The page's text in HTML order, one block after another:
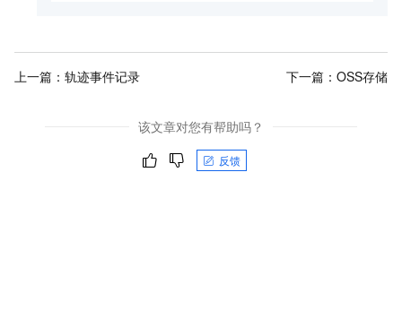
上一篇： 轨迹事件记录 下一篇： OSS存储
该文章对您有帮助吗？
反馈